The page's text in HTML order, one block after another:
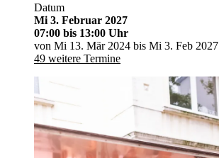
Datum
Mi 3. Februar 2027
07:00 bis 13:00 Uhr
von Mi 13. Mär 2024 bis Mi 3. Feb 2027
49 weitere Termine